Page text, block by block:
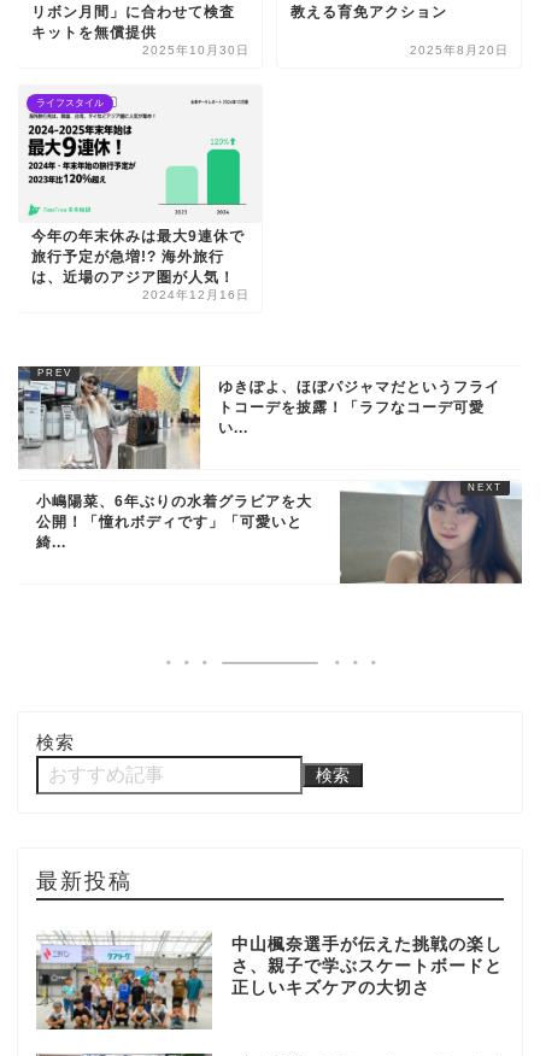
リボン月間」に合わせて検査
キットを無償提供
2025年10月30日
教える育免アクション
2025年8月20日
ライフスタイル
今年の年末休みは最大9連休で
旅行予定が急増!? 海外旅行
は、近場のアジア圏が人気！
2024年12月16日
ゆきぽよ、ほぼパジャマだというフライ
トコーデを披露！「ラフなコーデ可愛
い...
小嶋陽菜、6年ぶりの水着グラビアを大
公開！「憧れボディです」「可愛いと
綺...
検索
検索
最新投稿
中山楓奈選手が伝えた挑戦の楽し
さ、親子で学ぶスケートボードと
正しいキズケアの大切さ